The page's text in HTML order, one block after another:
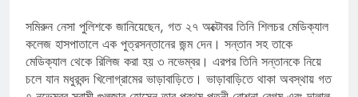
সমিরুন নেসা পুলিশকে জানিয়েছেন, গত ২৭ অক্টোবর তিনি শিলচর মেডিক্যাল
কলেজ হাসপাতালে এক পুত্রসন্তানের জন্ম দেন। সন্তান সহ তাকে
মেডিক্যাল থেকে রিলিজ করা হয় ৩ নভেম্বর। এরপর তিনি সন্তানকে নিয়ে
চলে যান মধুরবন্দ খিলোগ্রামের ভাড়াবাড়িতে। ভাড়াবাড়িতে থাকা অবস্থায় গত